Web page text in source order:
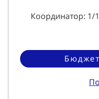
Координатор: 1/